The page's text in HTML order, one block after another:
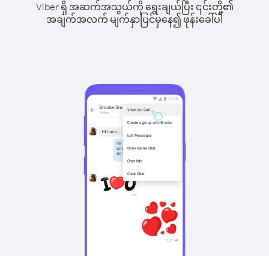
Viber ရှိ အဆက်အသွယ်ကို ရွေးချယ်ပြီး ၎င်းတို့၏
အချက်အလက် မျက်နှာပြင်မှနေ၍ ဖုန်းခေါ်ပါ